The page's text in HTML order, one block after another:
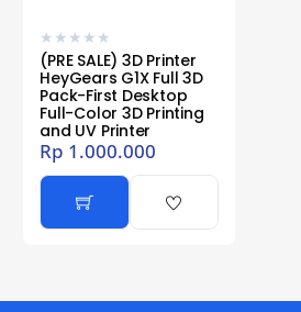
★ ★ ★ ★ ★
(PRE SALE) 3D Printer
HeyGears G1X Full 3D
Pack-First Desktop
Full-Color 3D Printing
and UV Printer
Rp 1.000.000